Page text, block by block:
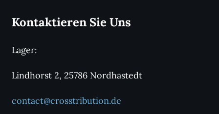
Kontaktieren Sie Uns
Lager:
Lindhorst 2, 25786 Nordhastedt
contact@crosstribution.de